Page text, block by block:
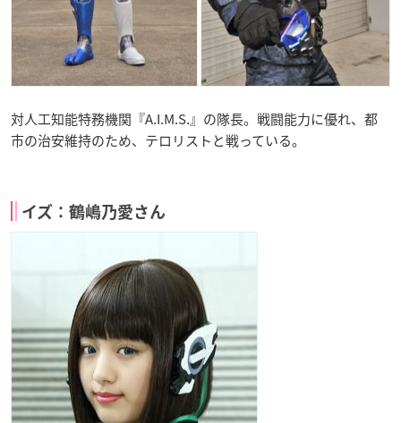
対人工知能特務機関『A.I.M.S.』の隊長。戦闘能力に優れ、都
市の治安維持のため、テロリストと戦っている。
イズ：鶴嶋乃愛さん